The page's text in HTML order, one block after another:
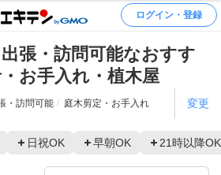
ログイン・登録
張・訪問可能なおすす
お手入れ・植木屋
・訪問可能 庭木剪定・お手入れ 変更
日祝OK 早朝OK 21時以降OK